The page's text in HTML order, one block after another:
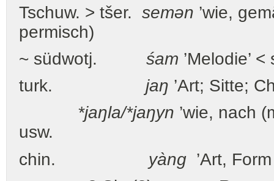
Tschuw. > tšer. semən ’wie,
permisch)
~ südwotj. śam ’Melodie’
turk. jaŋ ’Art; Sitte;
*jaŋla/*jaŋyn ’wie, nach
usw.
chin. yàng ’Art,